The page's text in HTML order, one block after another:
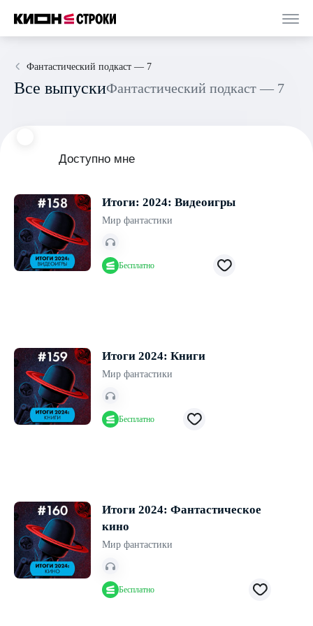
Фантастический подкаст — 7
Все выпуски Фантастический подкаст — 7
Доступно мне
Итоги: 2024: Видеоигры
Мир фантастики
Бесплатно
Итоги 2024: Книги
Мир фантастики
Бесплатно
Итоги 2024: Фантастическое
кино
Мир фантастики
Бесплатно